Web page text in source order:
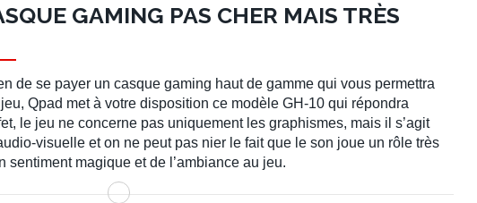
GAMING PAS CHER MAIS TRÈS
de se payer un casque gaming haut de gamme qui vous permettra
Qpad met à votre disposition ce modèle GH-10 qui répondra
le jeu ne concerne pas uniquement les graphismes, mais il s’agit
visuelle et on ne peut pas nier le fait que le son joue un rôle très
sentiment magique et de l’ambiance au jeu.